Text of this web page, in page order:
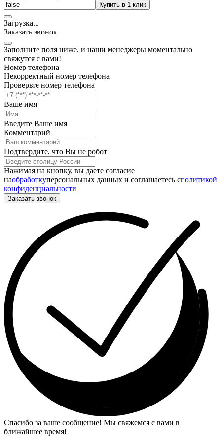
Купить в 1 клик
Загрузка...
Заказать звонок
Заполните поля ниже, и наши менеджеры моментально
свяжутся с вами!
Номер телефона
Некорректный номер телефона
Проверьте номер телефона
Ваше имя
Введите Ваше имя
Комментарий
Подтвердите, что Вы не робот
Нажимая на кнопку, вы даете согласие
наобработкуперсональных данных и соглашаетесь cполитикой
конфиденциальности
Заказать звонок
Спасибо за ваше сообщение! Мы свяжемся с вами в
ближайшее время!